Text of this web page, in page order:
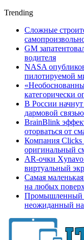
Trending
Сложные
GM
водителя
NASA
пилотируемой
категорически
В России начнут
дармовой
BrainBlink
оторваться от
Компания
оригинальный
AR-очки Xynavo
виртуальный
Самая
на любых
Промышленный
неожиданный